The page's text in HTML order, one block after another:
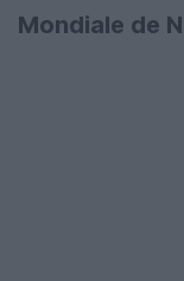
Mondiale de